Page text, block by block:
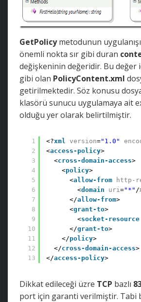
GetPolicymetodunun
önemli nokta sır gibi duran
değişkeninin değeridir. Bu değer
gibi olan PolicyContent.xml
getirilmektedir. Söz konusu
klasörü sunucu uygulamaya ait
olduğu yer olarak belirtilmiştir.
1
2
3
4
5
6
7
8
9
10
11
12
13
<?xml version="1.0"
<access-policy>
<cross-domain-access>
<policy>
<allow-from http-
<domain uri ="*" /
</allow-from>
<grant-to>
<socket-resource
</grant-to>
</policy>
</cross-domain-access>
</access-policy>
Dikkat edileceği üzre TCP bazlı
port için garanti verilmiştir. Tabi